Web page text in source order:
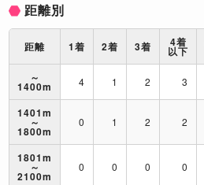
距離別
距離 1着 2着 3着 4着
以下
～
1400m 4 1 2 3
1401m
～
1800m
0 1 2 2
1801m
～
2100m
0 0 0 0